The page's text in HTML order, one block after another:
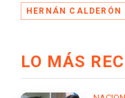
HERNÁN CALDERÓN
LO MÁS